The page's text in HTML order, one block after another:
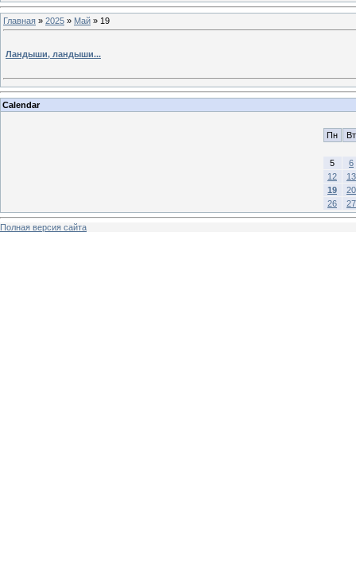
Главная » 2025 » Май » 19
Ландыши, ландыши...
Calendar
Пн Вт
5
6
12
13
19
20
26
27
Полная версия сайта